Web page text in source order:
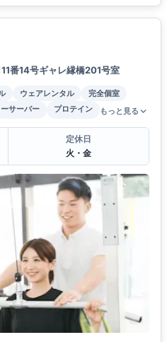
番14号ギャレ縁橋201号室
ウェアレンタル
完全個室
サーバー プロテイン もっと見る
定休日
火・金